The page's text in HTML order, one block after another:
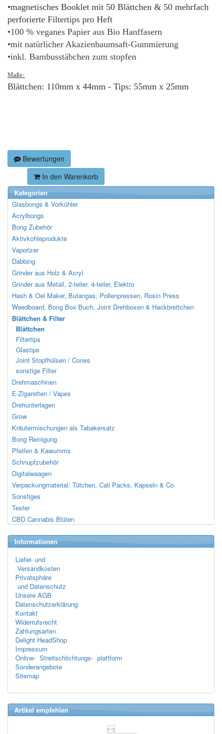
•magnetisches Booklet mit 50 Blättchen & 50 mehrfach
perforierte Filtertips pro Heft
•100 % veganes Papier aus Bio Hanffasern
•mit natürlicher Akazienbaumsaft-Gummierung
•inkl. Bambusstäbchen zum stopfen
Maße:
Blättchen: 110mm x 44mm - Tips: 55mm x 25mm
Bewertungen
In den Warenkorb
Kategorien
Glasbongs & Vorkühler
Acrylbongs
Bong Zubehör
Aktivkohleprodukte
Vaporizer
Dabbing
Grinder aus Holz & Acryl
Grinder aus Metall, 2-teiler, 4-teiler, Elektro
Hash & Oel Maker, Butangas, Pollenpressen, Rosin Press
Weedboard, Bong Box Buch, Joint Drehboxen & Hackbrettchen
Blättchen & Filter
Blättchen
Filtertips
Glastips
Joint Stopfhülsen / Cones
sonstige Filter
Drehmaschinen
E-Zigaretten / Vapes
Drehunterlagen
Grow
Kräutermischungen als Tabakersatz
Bong Reinigung
Pfeifen & Kawumms
Schnupfzubehör
Digitalwaagen
Verpackungmaterial: Tütchen, Cali Packs, Kapseln & Co
Sonstiges
Tester
CBD Cannabis Blüten
Informationen
Liefer- und
Versandkosten
Privatsphäre
und Datenschutz
Unsere AGB
Datenschutzerklärung
Kontakt
Widerrufsrecht
Zahlungsarten
Delight HeadShop
Impressum
Online- Streitschlichtungs- plattform
Sonderangebote
Sitemap
Artikel empfehlen